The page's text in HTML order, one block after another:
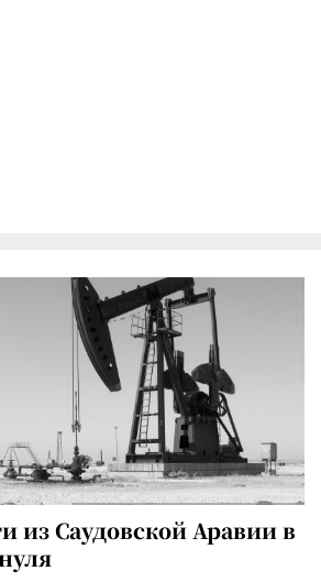
из Саудовской Аравии в